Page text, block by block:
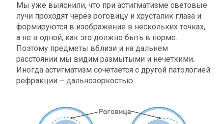
Мы уже выяснили, что при астигматизме световые
лучи проходят через роговицу и хрусталик глаза и
формируются в изображение в нескольких точках,
а не в одной, как это должно быть в норме.
Поэтому предметы вблизи и на дальнем
расстоянии мы видим размытыми и нечеткими.
Иногда астигматизм сочетается с другой патологией
рефракции – дальнозоркостью.